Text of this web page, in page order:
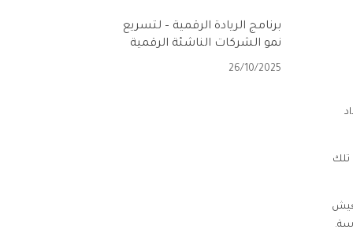
تلك
العيش
برنامج الريادة الرقمية – لتسريع
نمو الشركات الناشئة الرقمية
26/10/2025